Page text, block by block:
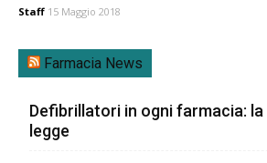
Staff 15 Maggio 2018
Farmacia News
Defibrillatori in ogni farmacia:
legge